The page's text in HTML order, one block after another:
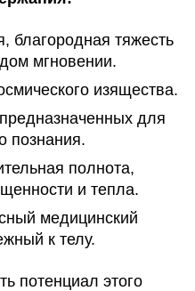
благородная тяжесть
мгновении.
изящества.
для
познания.
полнота,
и тепла.
медицинский
к телу.
потенциал этого